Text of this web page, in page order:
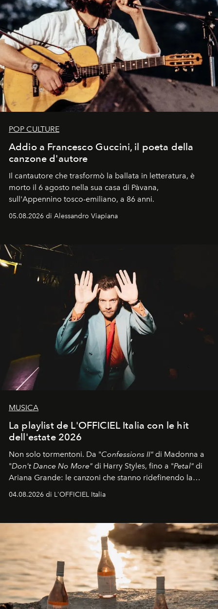
POP CULTURE
Addio a Francesco Guccini, il poeta della
canzone d'autore
Il cantautore che trasformò la ballata in letteratura, è
morto il 6 agosto nella sua casa di Pàvana,
sull'Appennino tosco-emiliano, a 86 anni.
05.08.2026 di Alessandro Viapiana
MUSICA
La playlist de L'OFFICIEL Italia con le hit
dell'estate 2026
Non solo tormentoni. Da "Confessions II" di Madonna a
"Don't Dance No More" di Harry Styles, fino a "Petal" di
Ariana Grande: le canzoni che stanno ridefinendo la
04.08.2026 di L'OFFICIEL Italia